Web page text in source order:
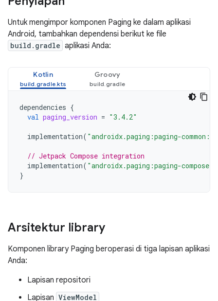
Untuk mengimpor komponen Paging ke dalam aplikasi
Android, tambahkan dependensi berikut ke file
build.gradle aplikasi Anda:
Kotlin Groovy
dependencies {
val paging_version = "3.4.2"
implementation( "androidx.paging:paging-common:
// Jetpack Compose integration
implementation( "androidx.paging:paging-compose:
}
Arsitektur library
Komponen library Paging beroperasi di tiga lapisan aplikasi
Anda:
Lapisan repositori
Lapisan ViewModel